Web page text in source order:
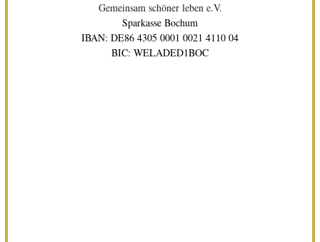
Gemeinsam schöner leben e.V.
Sparkasse Bochum
IBAN: DE86 4305 0001 0021 4110 04
BIC: WELADED1BOC